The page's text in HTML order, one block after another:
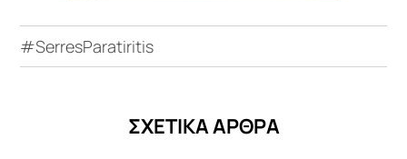
#SerresParatiritis
ΣΧΕΤΙΚΑ ΑΡΘΡΑ